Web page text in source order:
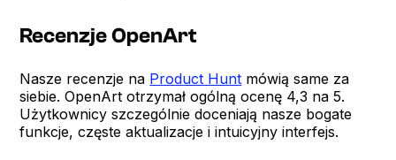
Recenzje OpenArt
Nasze recenzje na Product Hunt mówią same za
siebie. OpenArt otrzymał ogólną ocenę 4,3 na 5.
Użytkownicy szczególnie doceniają nasze bogate
funkcje, częste aktualizacje i intuicyjny interfejs.